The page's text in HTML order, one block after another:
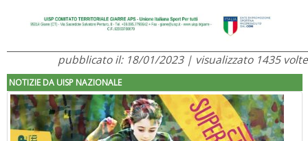
pubblicato il: 18/01/2023 | visualizzato 1435 volte
NOTIZIE DA UISP NAZIONALE